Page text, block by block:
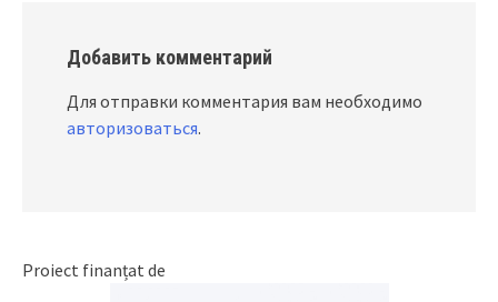
Добавить комментарий
Для отправки комментария вам необходимо
авторизоваться.
Proiect finanțat de